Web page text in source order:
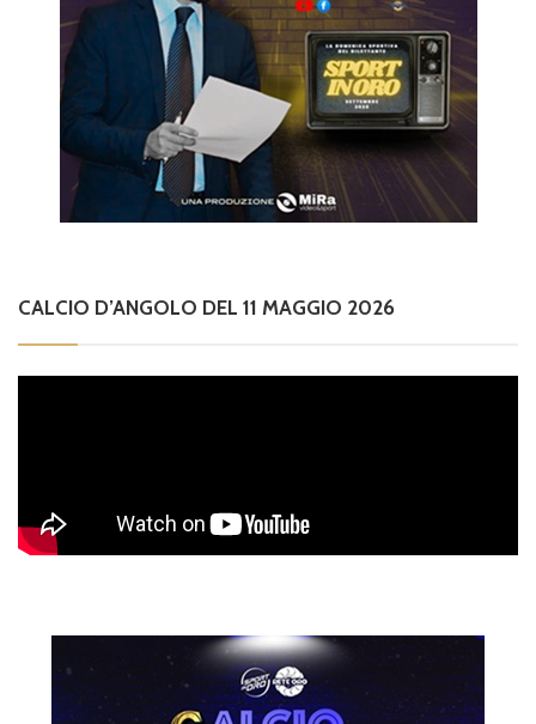
CALCIO D’ANGOLO DEL 11 MAGGIO 2026